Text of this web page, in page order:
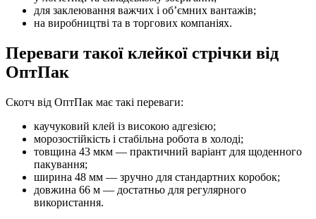
для заклеювання важчих і об’ємних вантажів;
на виробництві та в торгових компаніях.
Переваги такої клейкої стрічки від
ОптПак
Скотч від ОптПак має такі переваги:
каучуковий клей із високою адгезією;
морозостійкість і стабільна робота в холоді;
товщина 43 мкм — практичний варіант для щоденного
пакування;
ширина 48 мм — зручно для стандартних коробок;
довжина 66 м — достатньо для регулярного
використання.